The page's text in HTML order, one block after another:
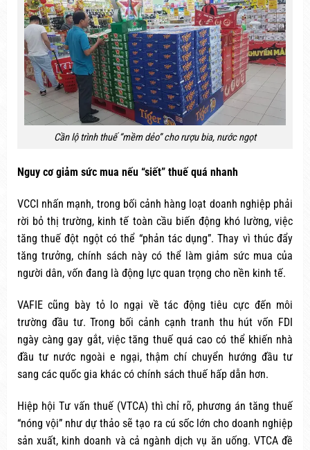
Cần lộ trình thuế “mềm dẻo” cho rượu bia, nước ngọt
Nguy cơ giảm sức mua nếu “siết” thuế quá nhanh
VCCI nhấn mạnh, trong bối cảnh hàng loạt doanh nghiệp phải
rời bỏ thị trường, kinh tế toàn cầu biến động khó lường, việc
tăng thuế đột ngột có thể “phản tác dụng”. Thay vì thúc đẩy
tăng trưởng, chính sách này có thể làm giảm sức mua của
người dân, vốn đang là động lực quan trọng cho nền kinh tế.
VAFIE cũng bày tỏ lo ngại về tác động tiêu cực đến môi
trường đầu tư. Trong bối cảnh cạnh tranh thu hút vốn FDI
ngày càng gay gắt, việc tăng thuế quá cao có thể khiến nhà
đầu tư nước ngoài e ngại, thậm chí chuyển hướng đầu tư
sang các quốc gia khác có chính sách thuế hấp dẫn hơn.
Hiệp hội Tư vấn thuế (VTCA) thì chỉ rõ, phương án tăng thuế
“nóng vội” như dự thảo sẽ tạo ra cú sốc lớn cho doanh nghiệp
sản xuất, kinh doanh và cả ngành dịch vụ ăn uống. VTCA đề